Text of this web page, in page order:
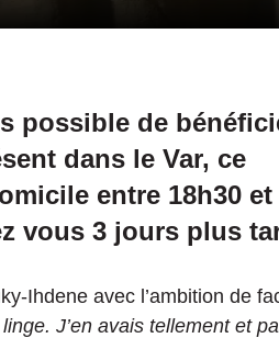
possible de
dans le Var, ce
entre 18h30 et
vous 3 jours plus
Ihdene avec l’ambition de
J’en avais tellement et